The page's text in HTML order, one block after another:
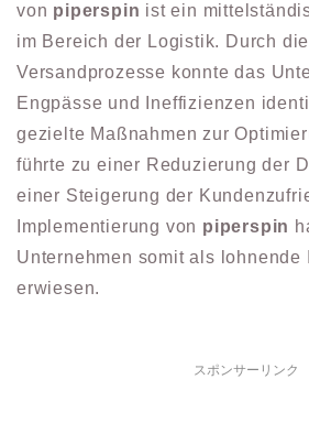
von piperspin ist ein
im Bereich der Logistik. Durch
Versandprozesse konnte das
Engpässe und Ineffizienzen
gezielte Maßnahmen zur
führte zu einer Reduzierung der
einer Steigerung der
Implementierung von piperspin
Unternehmen somit als lohnende
erwiesen.
スポンサーリンク